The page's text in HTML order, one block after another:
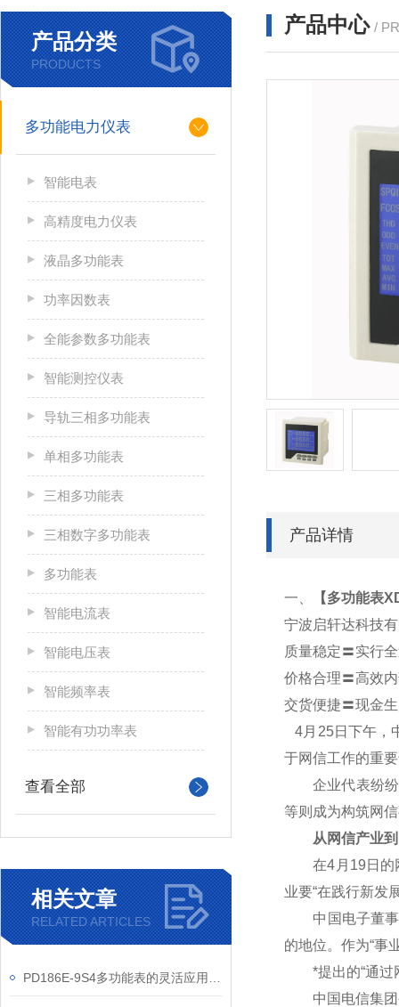
产品分类
PRODUCTS
多功能电力仪表
智能电表
高精度电力仪表
液晶多功能表
功率因数表
全能参数多功能表
智能测控仪表
导轨三相多功能表
单相多功能表
三相多功能表
三相数字多功能表
多功能表
智能电流表
智能电压表
智能频率表
智能有功功率表
查看全部
相关文章
RELATED ARTICLES
产品中心 /
产品详情
一、 【多功能表
宁波启轩达科技
质量稳定〓实行
价格合理〓高效
交货便捷〓现金
4月25日下午，
于网信工作的重
企业代表纷纷表
等则成为构筑网
从网信产业到
在4月19日的网
业要“在践行新发
中国电子董事长
的地位。作为“事
*提出的“通过网
中国电信集团公